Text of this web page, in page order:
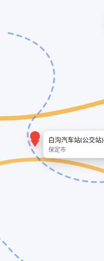
白沟汽车站(公交站)
保定市